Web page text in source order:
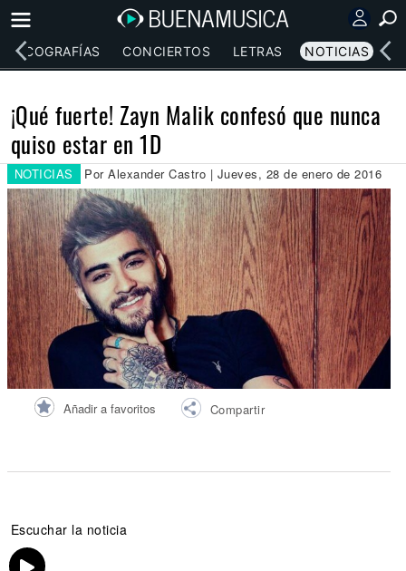
DISCOGRAFÍAS CONCIERTOS LETRAS NOTICIAS
¡Qué fuerte! Zayn Malik confesó que nunca
quiso estar en 1D
NOTICIAS Por Alexander Castro | Jueves, 28 de enero de 2016
Añadir a favoritos Compartir
Escuchar la noticia